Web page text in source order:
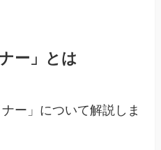
ー」とは
ー」について解説しま